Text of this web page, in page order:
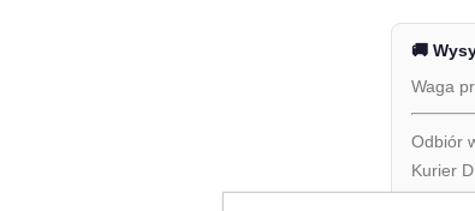
🚚
Waga
Odbiór
Kurier
Kurier